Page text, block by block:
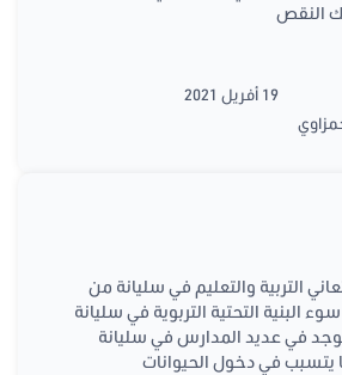
النقص
19 أفريل 2021
الأسئلة: 1تعاني التربية والتعليم في سليانة من
البنية التحتية التربوية في سليانة
توجد في عديد المدارس في سليانة
في دخول الحيوانات